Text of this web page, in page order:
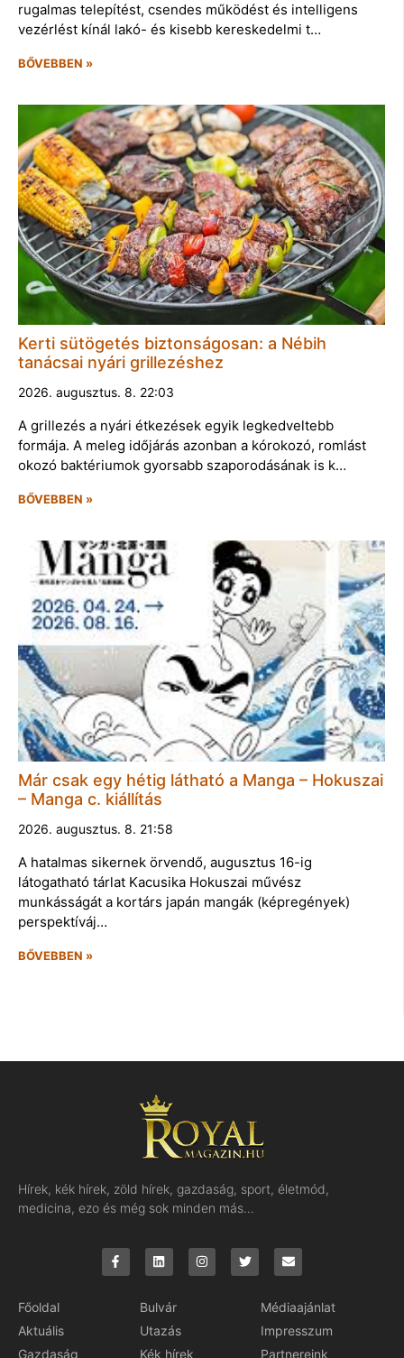
rugalmas telepítést, csendes működést és intelligens
vezérlést kínál lakó- és kisebb kereskedelmi t…
BŐVEBBEN »
Kerti sütögetés biztonságosan: a Nébih
tanácsai nyári grillezéshez
2026. augusztus. 8. 22:03
A grillezés a nyári étkezések egyik legkedveltebb
formája. A meleg időjárás azonban a kórokozó, romlást
okozó baktériumok gyorsabb szaporodásának is k…
BŐVEBBEN »
Már csak egy hétig látható a Manga – Hokuszai
– Manga c. kiállítás
2026. augusztus. 8. 21:58
A hatalmas sikernek örvendő, augusztus 16-ig
látogatható tárlat Kacusika Hokuszai művész
munkásságát a kortárs japán mangák (képregények)
perspektíváj…
BŐVEBBEN »
Hírek, kék hírek, zöld hírek, gazdaság, sport, életmód,
medicina, ezo és még sok minden más…
Főoldal
Aktuális
Gazdaság
Bulvár
Utazás
Kék hírek
Médiaajánlat
Impresszum
Partnereink